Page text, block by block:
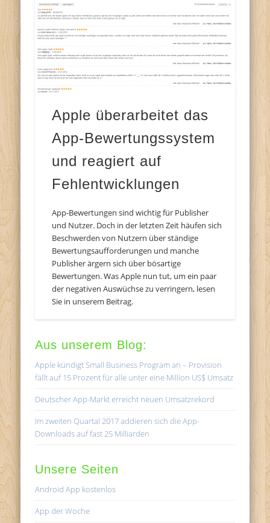
Apple überarbeitet das
App-Bewertungssystem
und reagiert auf
Fehlentwicklungen
App-Bewertungen sind wichtig für Publisher
und Nutzer. Doch in der letzten Zeit häufen sich
Beschwerden von Nutzern über ständige
Bewertungsaufforderungen und manche
Publisher ärgern sich über bösartige
Bewertungen. Was Apple nun tut, um ein paar
der negativen Auswüchse zu verringern, lesen
Sie in unserem Beitrag.
Aus unserem Blog:
Apple kündigt Small Business Program an – Provision
fällt auf 15 Prozent für alle unter eine Million US$ Umsatz
Deutscher App-Markt erreicht neuen Umsatzrekord
Im zweiten Quartal 2017 addieren sich die App-
Downloads auf fast 25 Milliarden
Unsere Seiten
Android App kostenlos
App der Woche